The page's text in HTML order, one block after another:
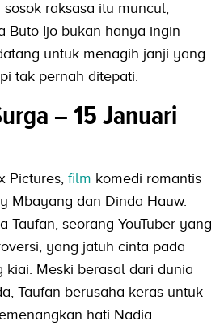
raksasa itu muncul,
Buto Ijo bukan hanya ingin
untuk menagih janji yang
tak pernah ditepati.
– 15 Januari
Pictures, film komedi romantis
Mbayang dan Dinda Hauw.
Taufan, seorang YouTuber yang
yang jatuh cinta pada
kiai. Meski berasal dari dunia
Taufan berusaha keras untuk
hati Nadia.